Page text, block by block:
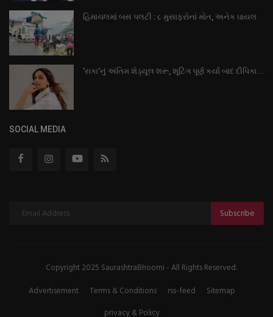
હિમાચલમાં બસ પલટી : ૮ મુસાફરોનાં મોત, અનેક ઘાયલ
'રાકા'નું અંતિમ શેડ્યૂલ શરૂ, શૂટિંગ પૂર્ણ કર્યા બાદ દીપિકા...
SOCIAL MEDIA
Subscribe
Copyright 2025 SaurashtraBhoomi - All Rights Reserved.
Advertisement
Terms & Conditions rss-feed
Sitemap
privacy & Policy